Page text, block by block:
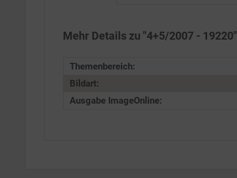
Mehr Details zu "4+5/2007 - 19220"
Themenbereich:
Bildart:
Ausgabe ImageOnline:
Service